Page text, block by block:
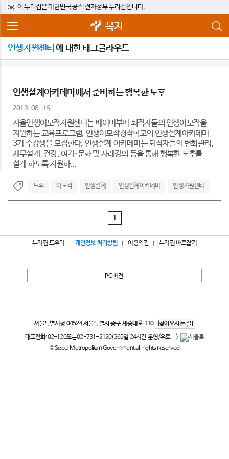
이 누리집은 대한민국 공식 전자정부 누리집입니다.
복지
인생지원센터 에 대한 태그클라우드
인생설계아카데미에서 준비하는 행복한 노후
2013-08-16
서울인생이모작지원센터는 베이비부머 퇴직자들의 인생이모작을
지원하는 교육프로그램, 인생이모작경작학교의 인생설계아카데미
3기 수강생을 모집한다. 인생설계 아카데미는 퇴직자들의 변화관리,
재무설계, 건강, 여가·문화 및 사례강의 등을 통해 행복한 노후를
설계 하도록 지원하...
노후 이모작 인생설계 인생설계아카데미 인생지원센터
1
누리집 도우미 개인정보 처리방침 이용약관 누리집 바로잡기
PC버전
서울특별시청 04524 서울특별시 중구 세종대로 110
[찾아오시는 길]
대표전화:02-120또는02-731-2120(365일 24시간 운영/유료
)
© Seoul Metropolitan Government all rights reserved